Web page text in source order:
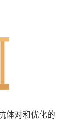
体对和优化的